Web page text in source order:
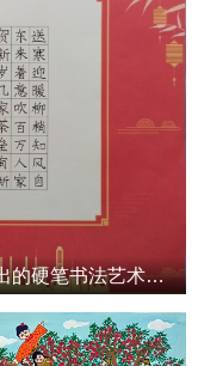
硬笔丹心：任得俊——从泰山脚下走出的硬笔书法艺术革新者